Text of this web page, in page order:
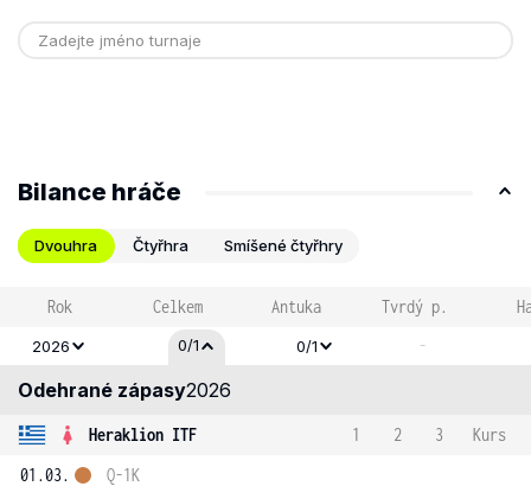
Bilance hráče
Dvouhra Čtyřhra Smíšené čtyřhry
Rok Celkem Antuka Tvrdý p.
2026 0/1 0/1 -
Odehrané zápasy2026
Heraklion ITF 1 2 3
Kurs
01.03.
Q-1K